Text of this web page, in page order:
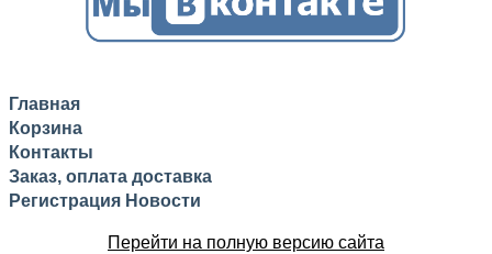
Главная
Корзина
Контакты
Заказ, оплата доставка
Регистрация Новости
Перейти на полную версию сайта